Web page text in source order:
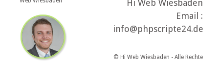
Hi Web Wiesbaden
Email :
info@phpscripte24.de
© Hi Web Wiesbaden - Alle Rechte